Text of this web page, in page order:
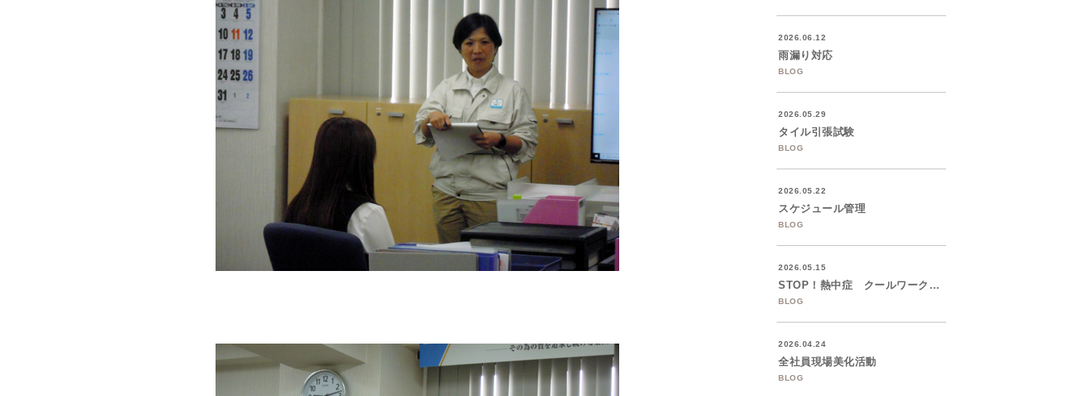
2026.06.12
雨漏り対応
BLOG
2026.05.29
タイル引張試験
BLOG
2026.05.22
スケジュール管理
BLOG
2026.05.15
STOP！熱中症 クールワークキャンペー...
BLOG
2026.04.24
全社員現場美化活動
BLOG